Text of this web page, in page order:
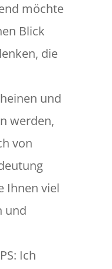
möchte
Blick
die
und
werden,
von
Ihnen viel
und
Ich